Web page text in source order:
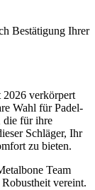
Bestätigung Ihrer
2026 verkörpert
Wahl für Padel-
die für ihre
Schläger, Ihr
zu bieten.
Team
vereint.